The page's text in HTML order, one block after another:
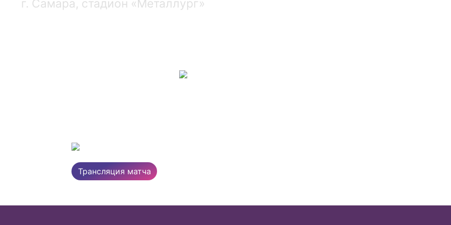
г. Самара, стадион «Металлург»
Трансляция матча